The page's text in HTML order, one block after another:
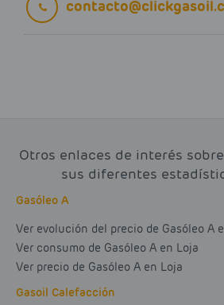
Otros enlaces de interés
sus diferentes
Gasóleo A
Ver evolución del precio de Gasóleo A
Ver consumo de Gasóleo A en Loja
Ver precio de Gasóleo A en Loja
Gasoil Calefacción